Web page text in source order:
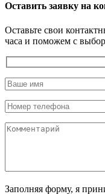
Оставить заявку на
Оставьте свои
часа и поможем с
Заполняя форму, я